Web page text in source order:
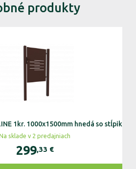
produkty
1kr. 1000x1500mm hnedá so stĺpikmi
sklade v 2 predajniach
299,33 €